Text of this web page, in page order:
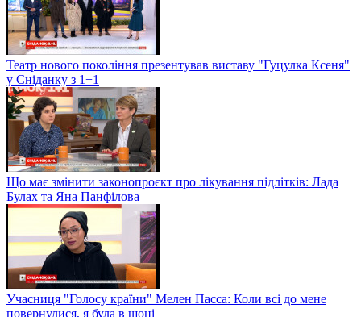
Театр нового покоління презентував виставу "Гуцулка Ксеня"
у Сніданку з 1+1
Що має змінити законопроєкт про лікування підлітків: Лада
Булах та Яна Панфілова
Учасниця "Голосу країни" Мелен Пасса: Коли всі до мене
повернулися, я була в шоці